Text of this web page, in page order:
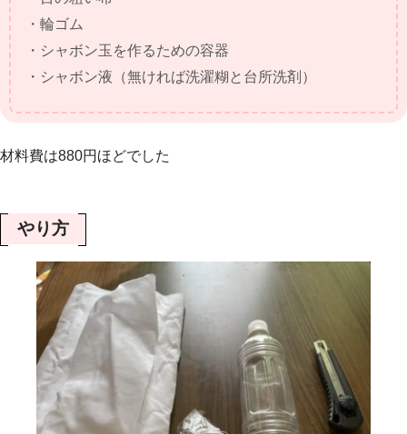
・輪ゴム
・シャボン玉を作るための容器
・シャボン液（無ければ洗濯糊と台所洗剤）
材料費は880円ほどでした
やり方